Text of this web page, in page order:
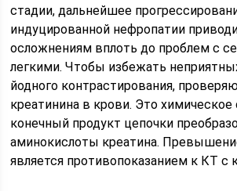
стадии, дальнейшее
индуцированной нефропатии
осложнениям вплоть до проблем с
легкими. Чтобы избежать
йодного контрастирования,
креатинина в крови. Это
конечный продукт цепочки
аминокислоты креатина.
является противопоказанием к КТ с